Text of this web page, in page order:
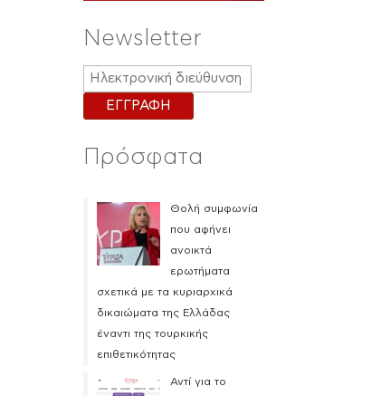
Newsletter
Πρόσφατα
Θολή συμφωνία
που αφήνει
ανοικτά
ερωτήματα
σχετικά με τα κυριαρχικά
δικαιώματα της Ελλάδας
έναντι της τουρκικής
επιθετικότητας
Αντί για το